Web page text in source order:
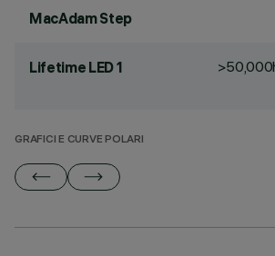
MacAdam Step
Lifetime LED 1
GRAFICI E CURVE POLARI